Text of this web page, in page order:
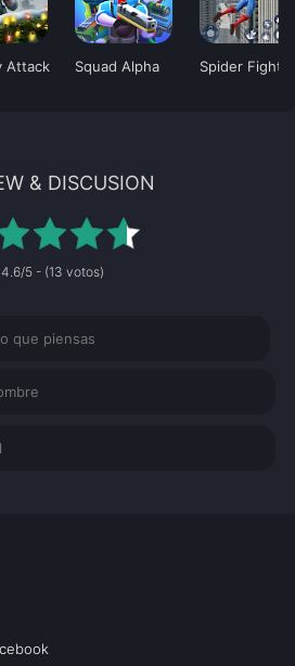
Attack Squad Alpha Spider
& DISCUSION
4.6/5 - (13 votos)